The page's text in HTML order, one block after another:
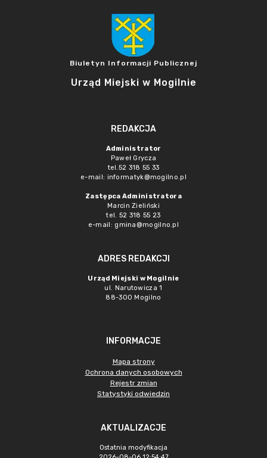
Biuletyn Informacji Publicznej
Urząd Miejski w Mogilnie
REDAKCJA
Administrator
Paweł Grycza
tel.52 318 55 33
e-mail: informatyk@mogilno.pl
Zastępca Administratora
Marcin Zieliński
tel. 52 318 55 23
e-mail: gmina@mogilno.pl
ADRES REDAKCJI
Urząd Miejski w Mogilnie
ul. Narutowicza 1
88-300 Mogilno
INFORMACJE
Mapa strony
Ochrona danych osobowych
Rejestr zmian
Statystyki odwiedzin
AKTUALIZACJE
Ostatnia modyfikacja